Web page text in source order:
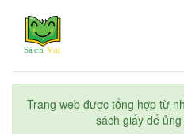
Trang web được tổng hợp từ
sách giấy để